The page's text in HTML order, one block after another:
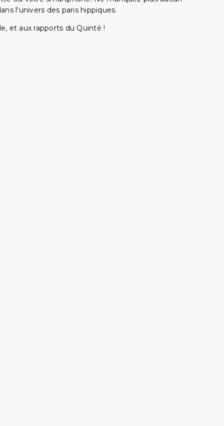
l'univers des paris hippiques.
et aux rapports du Quinté !